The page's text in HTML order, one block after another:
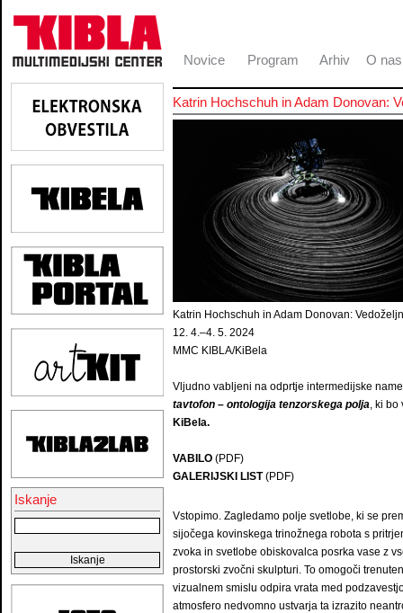
Novice Program Arhiv O nas
Iskanje
Katrin Hochschuh in Adam Donovan:
Katrin Hochschuh in Adam Donovan:
12. 4.–4. 5. 2024
MMC KIBLA/KiBela
Vljudno vabljeni na odprtje intermedijske
tavtofon – ontologija tenzorskega polja, ki bo
KiBela.
VABILO (PDF)
GALERIJSKI LIST(PDF)
Vstopimo. Zagledamo polje svetlobe, ki se
sijočega kovinskega trinožnega robota s
zvoka in svetlobe obiskovalca posrka vase z
prostorski zvočni skulpturi. To omogoči
vizualnem smislu odpira vrata med
atmosfero nedvomno ustvarja ta izrazito